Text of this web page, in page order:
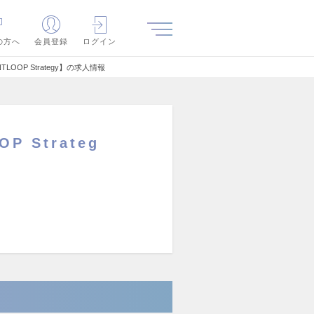
方へ 会員登録 ログイン
Strategy】の求人情報
Strateg